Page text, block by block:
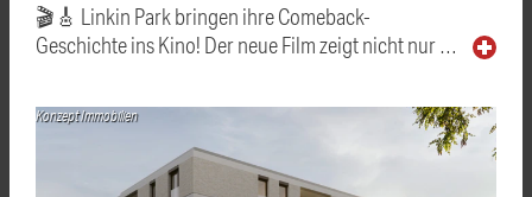
🎬🎸 Linkin Park bringen ihre Comeback-
Geschichte ins Kino! Der neue Film zeigt nicht nur …
Konzept Immobilien